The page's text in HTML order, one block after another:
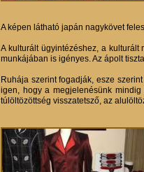
A képen látható japán nagykövet
A kulturált ügyintézéshez, a
munkájában is igényes. Az ápolt
Ruhája szerint fogadják, esze
igen, hogy a megjelenésünk
túlöltözöttség visszatetsző, az